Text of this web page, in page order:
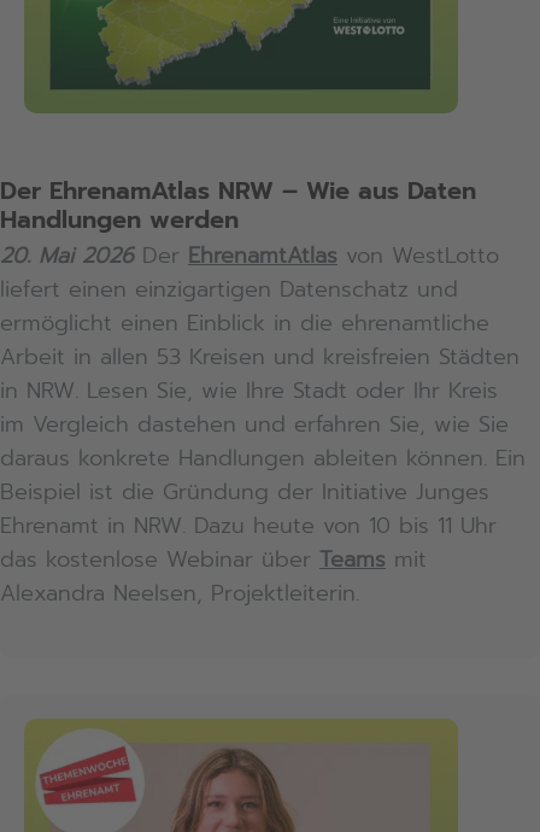
Der EhrenamAtlas NRW – Wie aus Daten
Handlungen werden
20. Mai 2026Der EhrenamtAtlasvon WestLotto
liefert einen einzigartigen Datenschatz und
ermöglicht einen Einblick in die ehrenamtliche
Arbeit in allen 53 Kreisen und kreisfreien Städten
in NRW. Lesen Sie, wie Ihre Stadt oder Ihr Kreis
im Vergleich dastehen und erfahren Sie, wie Sie
daraus konkrete Handlungen ableiten können. Ein
Beispiel ist die Gründung der Initiative Junges
Ehrenamt in NRW. Dazu heute von 10 bis 11 Uhr
das kostenlose Webinar über Teamsmit
Alexandra Neelsen, Projektleiterin.